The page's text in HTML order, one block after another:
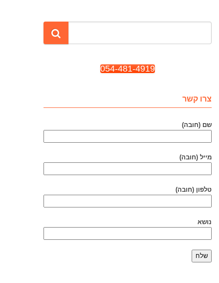
054-481-4919
צרו קשר
שם (חובה)
מייל (חובה)
טלפון (חובה)
נושא